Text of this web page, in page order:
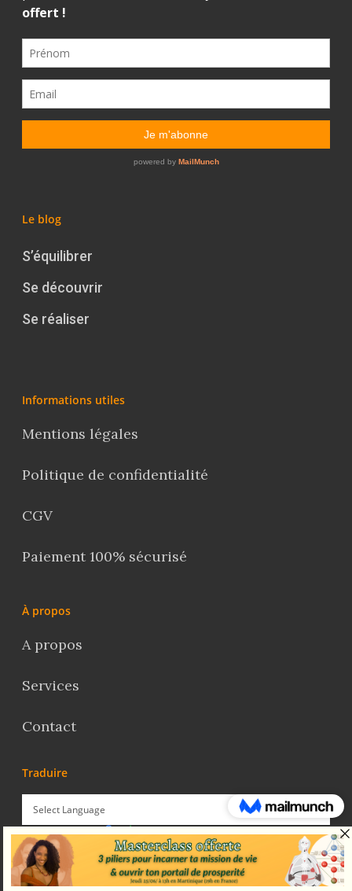
Le blog
S’équilibrer
Se découvrir
Se réaliser
Informations utiles
Mentions légales
Politique de confidentialité
CGV
Paiement 100% sécurisé
À propos
A propos
Services
Contact
Traduire
Powered by Translate